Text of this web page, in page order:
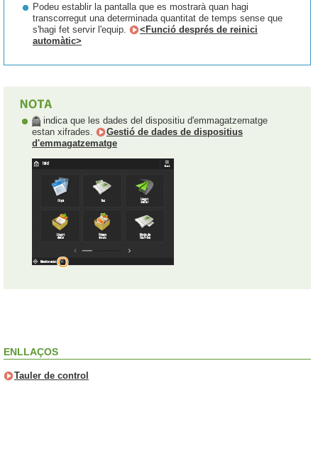
Podeu establir la pantalla que es mostrarà quan hagi
transcorregut una determinada quantitat de temps sense que
s'hagi fet servir l'equip.
<Funció després de reinici
automàtic>
indica que les dades del dispositiu d'emmagatzematge
estan xifrades.
Gestió de dades de dispositius
d'emmagatzematge
ENLLAÇOS
Tauler de control